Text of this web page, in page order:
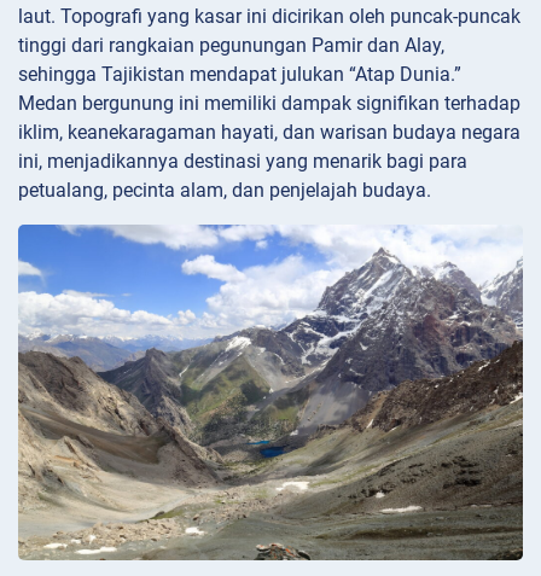
laut. Topografi yang kasar ini dicirikan oleh puncak-puncak
tinggi dari rangkaian pegunungan Pamir dan Alay,
sehingga Tajikistan mendapat julukan “Atap Dunia.”
Medan bergunung ini memiliki dampak signifikan terhadap
iklim, keanekaragaman hayati, dan warisan budaya negara
ini, menjadikannya destinasi yang menarik bagi para
petualang, pecinta alam, dan penjelajah budaya.